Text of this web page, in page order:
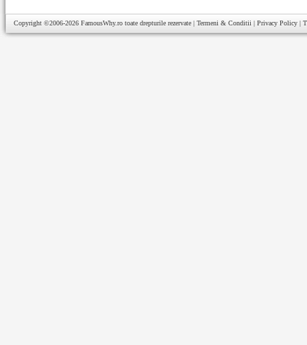
Copyright ©2006-2026 FamousWhy.ro toate drepturile rezervate | Termeni & Conditii | Privacy Policy |